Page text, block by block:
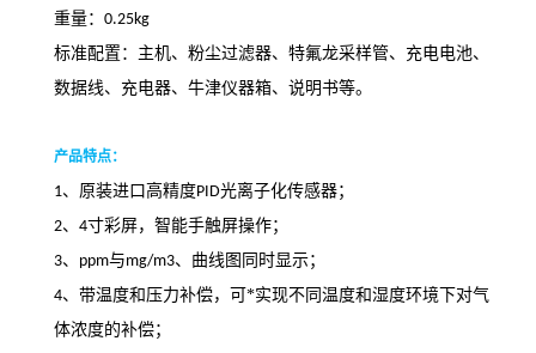
重量： 0.25kg
标准配置：主机、粉尘过滤器、特氟龙采样管、充电电池、
数据线、充电器、牛津仪器箱、说明书等。
产品特点：
1、原装进口高精度PID光离子化传感器；
2、 4寸彩屏，智能手触屏操作；
3、 ppm与mg/m3、曲线图同时显示；
4、带温度和压力补偿，可*实现不同温度和湿度环境下对气
体浓度的补偿；